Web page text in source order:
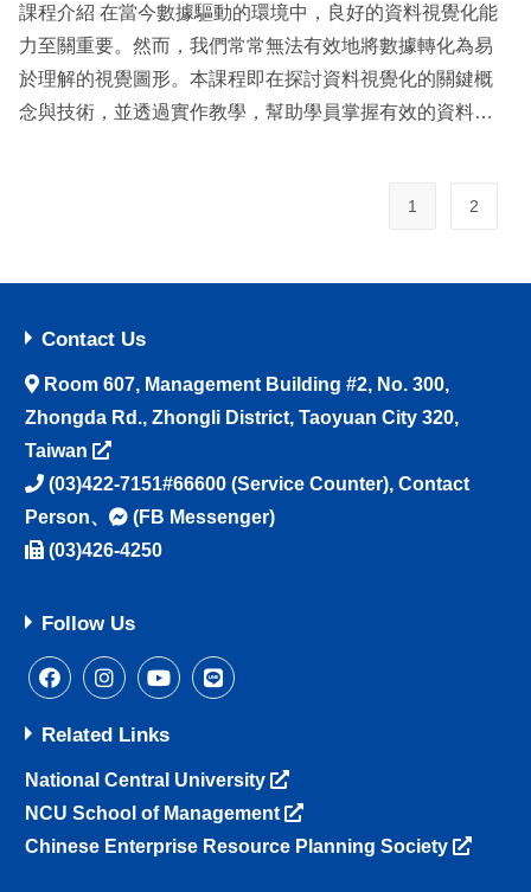
課程介紹 在當今數據驅動的環境中，良好的資料視覺化能
力至關重要。然而，我們常常無法有效地將數據轉化為易
於理解的視覺圖形。本課程即在探討資料視覺化的關鍵概
念與技術，並透過實作教學，幫助學員掌握有效的資料…
1 2
Contact Us
Room 607, Management Building #2, No. 300,
Zhongda Rd., Zhongli District, Taoyuan City 320,
Taiwan
(03)422-7151#66600 (Service Counter),Contact
Person、
(FB Messenger)
(03)426-4250
Follow Us
Related Links
National Central University
NCU School of Management
Chinese Enterprise Resource Planning Society